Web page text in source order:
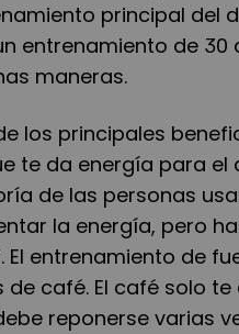
principal del
entrenamiento de
maneras.
los principales
te da energía para el
de las personas
la energía, pero
El entrenamiento de
de café. El café solo
reponerse varias